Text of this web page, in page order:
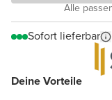
Deine Vorteile
Alle
Sofort lieferbar